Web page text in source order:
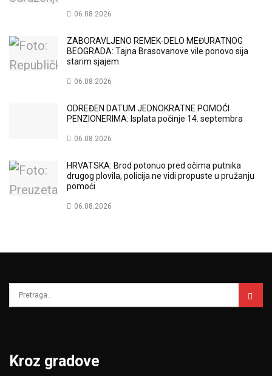
06.08.2026
ZABORAVLJENO REMEK-DELO MEĐURATNOG
BEOGRADA: Tajna Brasovanove vile ponovo sija
starim sjajem
06.08.2026
ODREĐEN DATUM JEDNOKRATNE POMOĆI
PENZIONERIMA: Isplata počinje 14. septembra
06.08.2026
HRVATSKA: Brod potonuo pred očima putnika
drugog plovila, policija ne vidi propuste u pružanju
pomoći
06.08.2026
Kroz gradove